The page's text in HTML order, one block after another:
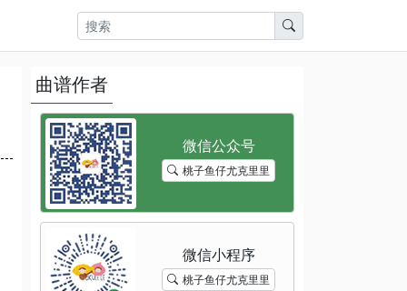
曲谱作者
桃子鱼仔尤克里里
桃子鱼仔尤克里里